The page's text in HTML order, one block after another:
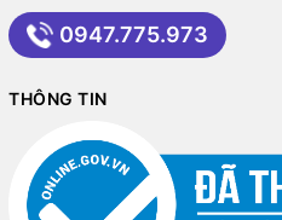
0947.775.973
THÔNG TIN